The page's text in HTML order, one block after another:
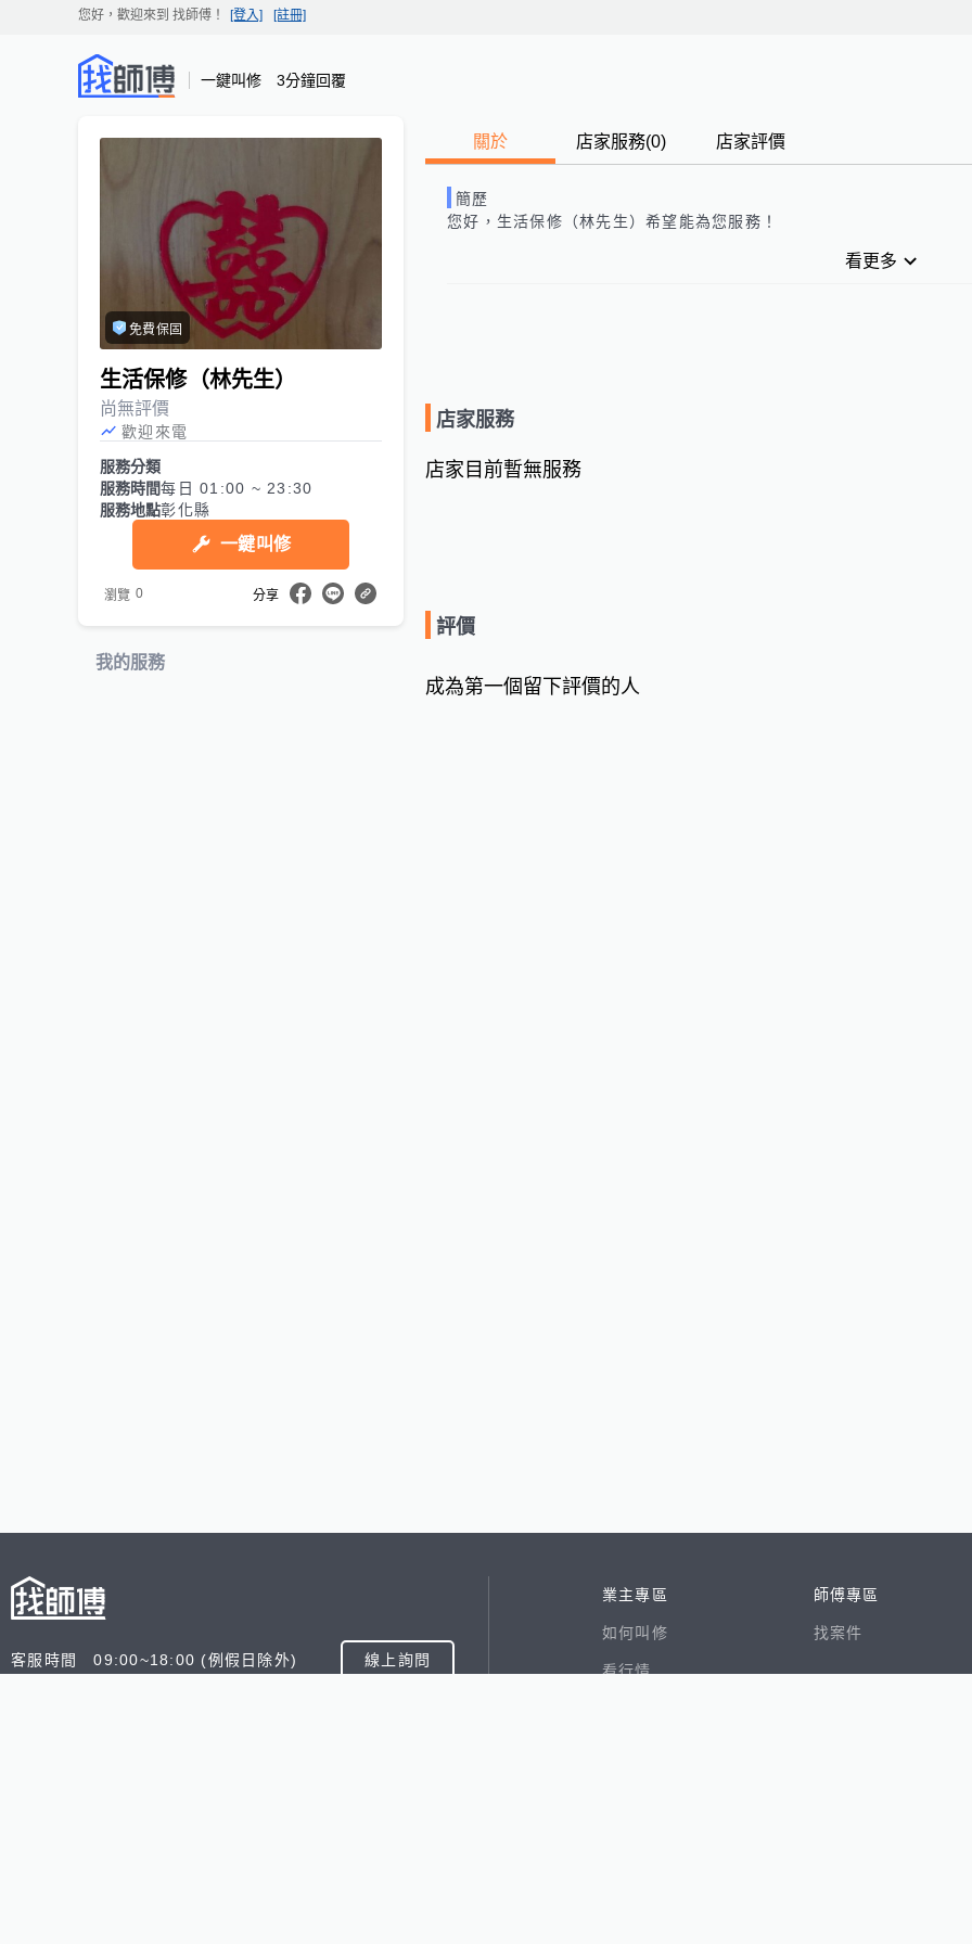
您好，歡迎來到 找師傅 ！ [登入] [註冊]
一鍵叫修 3分鐘回覆
免費保固
生活保修（林先生）
尚無評價
歡迎來電
服務分類
服務時間每日 01:00 ~ 23:30
服務地點彰化縣
一鍵叫修
瀏覽 0 分享
我的服務
關於 店家服務(0) 店家評價
簡歷
您好， 生活保修（林先生） 希望能為您服務！
看更多
店家服務
店家目前暫無服務
評價
成為第一個留下評價的人
客服時間 09:00~18:00 (例假日除外) 線上詢問
業主專區
如何叫修
看行情
師傅專區
找案件